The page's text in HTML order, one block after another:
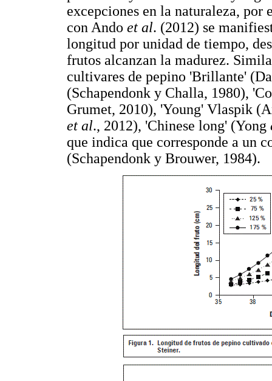
excepciones en la naturaleza, por
con Ando et al. (2012) se
longitud por unidad de tiempo,
frutos alcanzan la madurez.
cultivares de pepino 'Brillante'
(Schapendonk y Challa, 1980),
Grumet, 2010), 'Young' Vlaspik
et al., 2012), 'Chinese long' (Yong
que indica que corresponde a un
(Schapendonk y Brouwer, 1984).